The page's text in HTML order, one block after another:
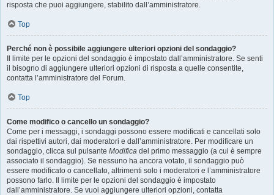
risposta che puoi aggiungere, stabilito dall’amministratore.
Top
Perché non è possibile aggiungere ulteriori opzioni del sondaggio?
Il limite per le opzioni del sondaggio è impostato dall’amministratore. Se senti
il bisogno di aggiungere ulteriori opzioni di risposta a quelle consentite,
contatta l’amministratore del Forum.
Top
Come modifico o cancello un sondaggio?
Come per i messaggi, i sondaggi possono essere modificati e cancellati solo
dai rispettivi autori, dai moderatori e dall’amministratore. Per modificare un
sondaggio, clicca sul pulsante Modifica del primo messaggio (a cui è sempre
associato il sondaggio). Se nessuno ha ancora votato, il sondaggio può
essere modificato o cancellato, altrimenti solo i moderatori e l’amministratore
possono farlo. Il limite per le opzioni del sondaggio è impostato
dall’amministratore. Se vuoi aggiungere ulteriori opzioni, contatta